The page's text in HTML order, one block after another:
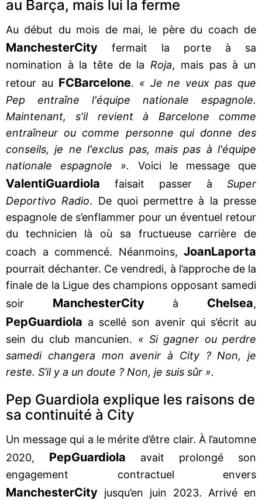
au Barça, mais lui la ferme
Au début du mois de mai, le père du coach de
ManchesterCity fermait la porte à sa
nomination à la tête de la Roja, mais pas à un
retour au FCBarcelone. « Je ne veux pas que
Pep entraîne l'équipe nationale espagnole.
Maintenant, s'il revient à Barcelone comme
entraîneur ou comme personne qui donne des
conseils, je ne l'exclus pas, mais pas à l'équipe
nationale espagnole ».
Voici le message que
ValentiGuardiola faisait passer à Super
Deportivo Radio. De quoi permettre à la presse
espagnole de s’enflammer pour un éventuel retour
du technicien là où sa fructueuse carrière de
coach a commencé. Néanmoins, JoanLaporta
pourrait déchanter. Ce vendredi, à l’approche de la
finale de la Ligue des champions opposant samedi
soir ManchesterCityà Chelsea,
PepGuardiola a scellé son avenir qui s’écrit au
sein du club mancunien. « Si gagner ou perdre
samedi changera mon avenir à City ? Non, je
reste. S’il y a un doute ? Non, je suis sûr ».
Pep Guardiola explique les raisons de
sa continuité à City
Un message qui a le mérite d’être clair. À l’automne
2020, PepGuardiola avait prolongé son
engagement contractuel envers
ManchesterCity jusqu’en juin 2023. Arrivé en